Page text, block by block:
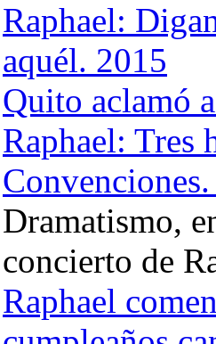
Raphael:
aquél. 2015
Quito aclamó
Raphael: Tres
Dramatismo,
concierto de
Raphael